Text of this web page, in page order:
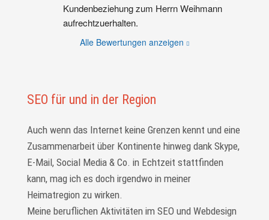
Kundenbeziehung zum Herrn Weihmann
aufrechtzuerhalten.
Alle Bewertungen anzeigen
SEO für und in der Region
Auch wenn das Internet keine Grenzen kennt und eine
Zusammenarbeit über Kontinente hinweg dank Skype,
E-Mail, Social Media & Co. in Echtzeit statt­finden
kann, mag ich es doch irgendwo in meiner
Heimatregion zu wirken.
Meine beruflichen Aktivitäten im SEO und Webdesign